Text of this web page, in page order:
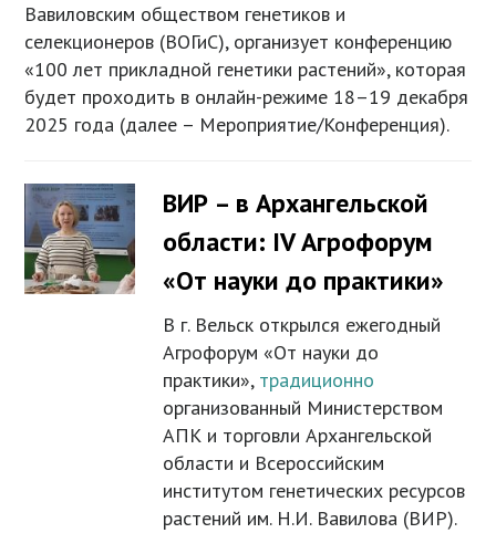
Вавиловским обществом генетиков и
селекционеров (ВОГиС), организует конференцию
«100 лет прикладной генетики растений», которая
будет проходить в онлайн-режиме 18–19 декабря
2025 года (далее – Мероприятие/Конференция).
ВИР – в Архангельской
области: IV Агрофорум
«От науки до практики»
В г. Вельск открылся ежегодный
Агрофорум «От науки до
практики», традиционно
организованный Министерством
АПК и торговли Архангельской
области и Всероссийским
институтом генетических ресурсов
растений им. Н.И. Вавилова (ВИР).